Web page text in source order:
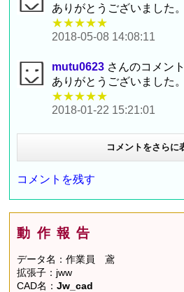
ありがとうございました。
★★★★★
2018-05-08 14:08:11
mutu0623 さんのコメント
ありがとうございました。
★★★★★
2018-01-22 15:21:01
コメントをさらに
コメントを残す
動作報告
データ名：作業員 鳶
拡張子：jww
CAD名：Jw_cad